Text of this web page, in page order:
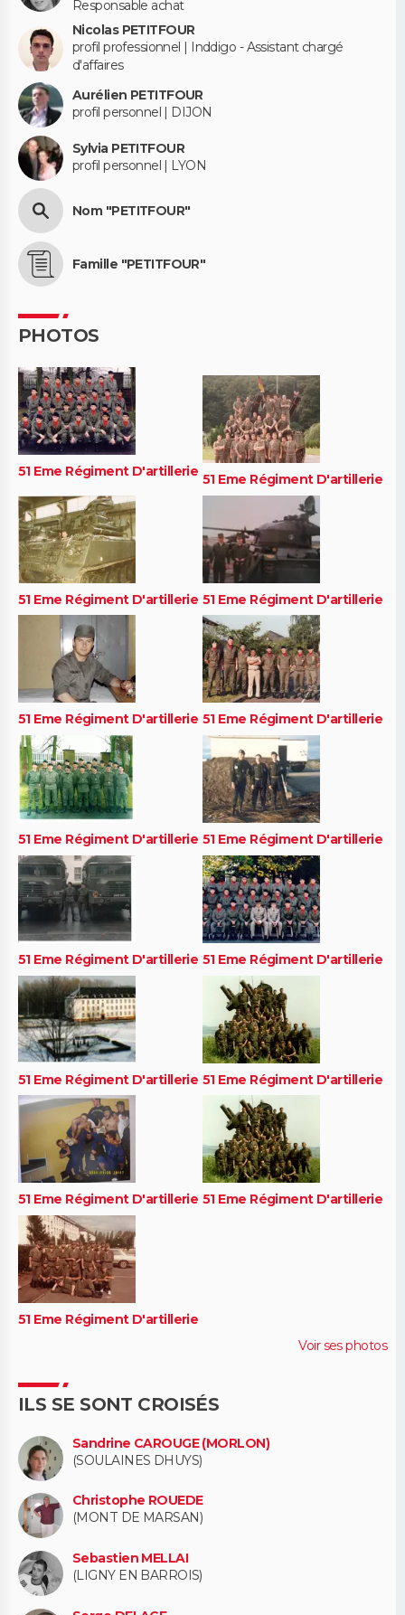
Responsable achat
Nicolas PETITFOUR
profil professionnel | Inddigo - Assistant chargé
d'affaires
Aurélien PETITFOUR
profil personnel | DIJON
Sylvia PETITFOUR
profil personnel | LYON
Nom "PETITFOUR"
Famille "PETITFOUR"
PHOTOS
51 Eme Régiment D'artillerie 51 Eme Régiment D'artillerie
51 Eme Régiment D'artillerie 51 Eme Régiment D'artillerie
51 Eme Régiment D'artillerie 51 Eme Régiment D'artillerie
51 Eme Régiment D'artillerie 51 Eme Régiment D'artillerie
51 Eme Régiment D'artillerie 51 Eme Régiment D'artillerie
51 Eme Régiment D'artillerie 51 Eme Régiment D'artillerie
51 Eme Régiment D'artillerie 51 Eme Régiment D'artillerie
51 Eme Régiment D'artillerie
Voir ses photos
ILS SE SONT CROISÉS
Sandrine CAROUGE (MORLON)
(SOULAINES DHUYS)
Christophe ROUEDE
(MONT DE MARSAN)
Sebastien MELLAI
(LIGNY EN BARROIS)